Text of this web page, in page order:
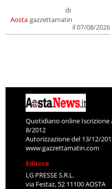
Aosta
di
gazzettamatin
il 07/08/2026
Quotidiano online Iscrizione
8/2012
Autorizzazione del 13/12/
www.gazzettamatin.com
Editore
LG PRESSE S.R.L.
via Festaz, 52 11100 AOSTA